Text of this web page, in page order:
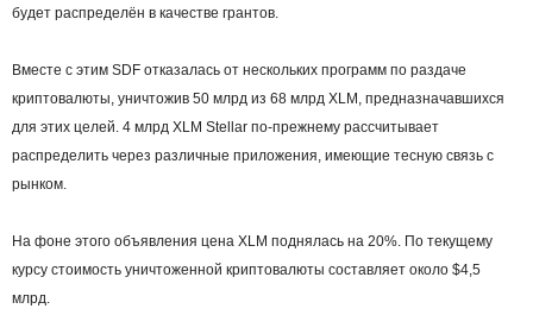
будет распределён в качестве грантов.
Вместе с этим SDF отказалась от нескольких программ по раздаче
криптовалюты, уничтожив 50 млрд из 68 млрд XLM, предназначавшихся
для этих целей. 4 млрд XLM Stellar по-прежнему рассчитывает
распределить через различные приложения, имеющие тесную связь с
рынком.
На фоне этого объявления цена XLM поднялась на 20%. По текущему
курсу стоимость уничтоженной криптовалюты составляет около $4,5
млрд.